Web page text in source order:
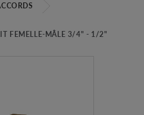
FEMELLE-MÂLE 3/4" - 1/2"